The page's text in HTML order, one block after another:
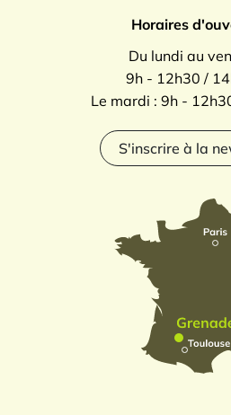
Horaires
Du lundi au
9h - 12h30 /
Le mardi : 9h -
S'inscrire à la